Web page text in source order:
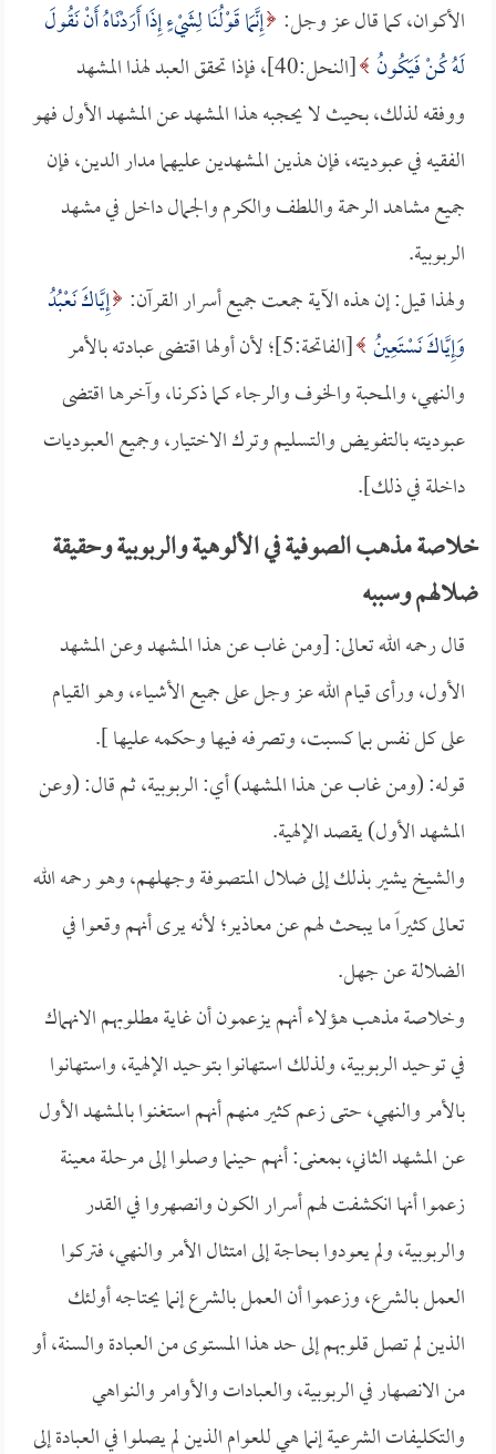
الأكوان، كما قال عز وجل: إِنَّمَا قَوْلُنَا لِشَيْءٍ إِذَا أَرَدْنَاهُ أَنْ نَقُولَ
لَهُ كُنْ فَيَكُونُ
[النحل:40]، فإذا تحقق العبد لهذا المشهد
ووفقه لذلك، بحيث لا يحجبه هذا المشهد عن المشهد الأول فهو
الفقيه في عبوديته، فإن هذين المشهدين عليهما مدار الدين، فإن
جميع مشاهد الرحمة واللطف والكرم والجمال داخل في مشهد
الربوبية.
ولهذا قيل: إن هذه الآية جمعت جميع أسرار القرآن: إِيَّاكَ نَعْبُدُ
وَإِيَّاكَ نَسْتَعِينُ
[الفاتحة:5]؛ لأن أولها اقتضى عبادته بالأمر
والنهي، والمحبة والخوف والرجاء كما ذكرنا، وآخرها اقتضى
عبوديته بالتفويض والتسليم وترك الاختيار، وجميع العبوديات
داخلة في ذلك].
خلاصة مذهب الصوفية في الألوهية والربوبية وحقيقة
ضلالهم وسببه
قال رحمه الله تعالى: [ومن غاب عن هذا المشهد وعن المشهد
الأول، ورأى قيام الله عز وجل على جميع الأشياء، وهو القيام
على كل نفس بما كسبت، وتصرفه فيها وحكمه عليها ].
قوله: (ومن غاب عن هذا المشهد) أي: الربوبية، ثم قال: (وعن
المشهد الأول) يقصد الإلهية.
والشيخ يشير بذلك إلى ضلال المتصوفة وجهلهم، وهو رحمه الله
تعالى كثيراً ما يبحث لهم عن معاذير؛ لأنه يرى أنهم وقعوا في
الضلالة عن جهل.
وخلاصة مذهب هؤلاء أنهم يزعمون أن غاية مطلوبهم الانهماك
في توحيد الربوبية، ولذلك استهانوا بتوحيد الإلهية، واستهانوا
بالأمر والنهي، حتى زعم كثير منهم أنهم استغنوا بالمشهد الأول
عن المشهد الثاني، بمعنى: أنهم حينما وصلوا إلى مرحلة معينة
زعموا أنها انكشفت لهم أسرار الكون وانصهروا في القدر
والربوبية، ولم يعودوا بحاجة إلى امتثال الأمر والنهي، فتركوا
العمل بالشرع، وزعموا أن العمل بالشرع إنما يحتاجه أولئك
الذين لم تصل قلوبهم إلى حد هذا المستوى من العبادة والسنة، أو
من الانصهار في الربوبية، والعبادات والأوامر والنواهي
والتكليفات الشرعية إنما هي للعوام الذين لم يصلوا في العبادة إلى